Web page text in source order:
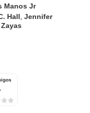
Manos Jr
Hall,Jennifer